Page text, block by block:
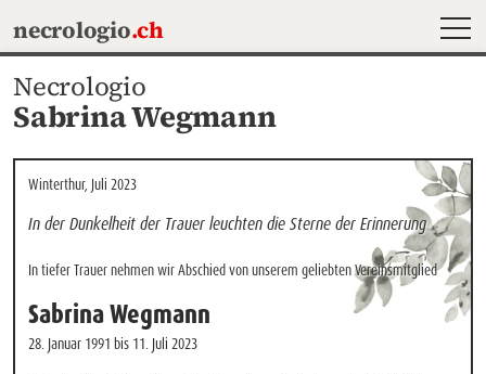
necrologio.ch
Necrologio
Sabrina Wegmann
Winterthur, Juli 2023
In der Dunkelheit der Trauer leuchten die Sterne der Erinnerung
In tiefer Trauer nehmen wir Abschied von unserem geliebten Vereinsmitglied
SabrinaWegmann
28. Januar 1991 bis 11. Juli 2023